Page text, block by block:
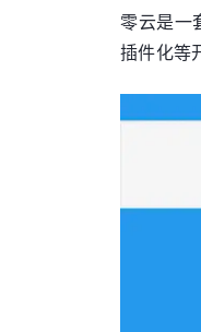
零云是一
插件化等